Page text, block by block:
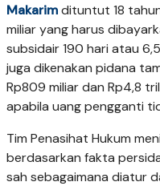
Makarimdituntut 18
miliar yang harus
subsidair 190 hari atau
juga dikenakan pidana
Rp809 miliar dan Rp4,8
apabila uang pengganti
Tim Penasihat Hukum
berdasarkan fakta
sah sebagaimana diatur